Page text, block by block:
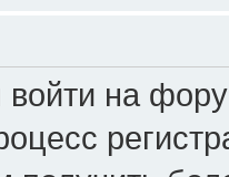
войти на